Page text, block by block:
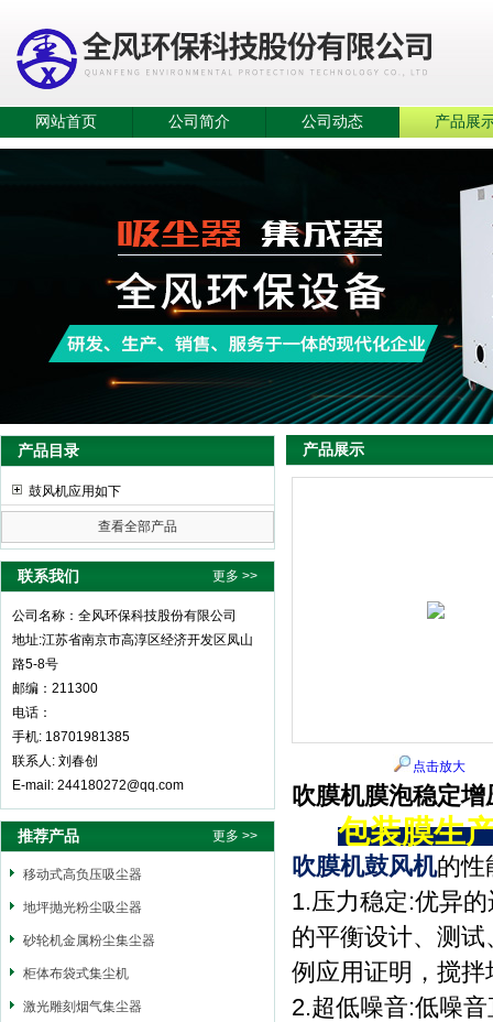
网站首页 公司简介 公司动态 产品展
产品目录
鼓风机应用如下
查看全部产品
联系我们 更多 >>
公司名称：全风环保科技股份有限公司
地址:江苏省南京市高淳区经济开发区凤山
路5-8号
邮编：211300
电话：
手机: 18701981385
联系人: 刘春创
E-mail: 244180272@qq.com
推荐产品 更多 >>
移动式高负压吸尘器
地坪抛光粉尘吸尘器
砂轮机金属粉尘集尘器
柜体布袋式集尘机
激光雕刻烟气集尘器
产品展示
点击放大
吹膜机膜泡稳定增
包装膜生
吹膜机鼓风机的性
1.压力稳定:优异
的平衡设计、测
例应用证明，搅
2.超低噪音:低噪